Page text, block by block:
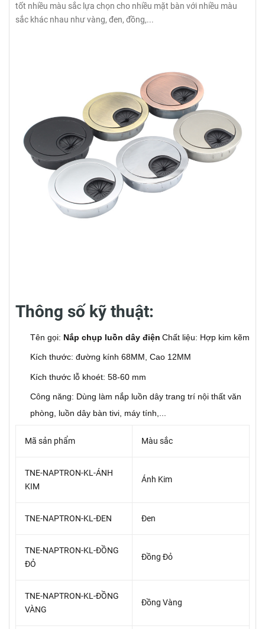
tốt nhiều màu sắc lựa chọn cho nhiều mặt bàn với nhiều màu
sắc khác nhau như vàng, đen, đồng,...
Thông số kỹ thuật:
Tên gọi: Nắp chụp luồn dây điện Chất liệu: Hợp kim kẽm
Kích thước: đường kính 68MM, Cao 12MM
Kích thước lỗ khoét: 58-60 mm
Công năng: Dùng làm nắp luồn dây trang trí nội thất văn
phòng, luồn dây bàn tivi, máy tính,...
Mã sản phẩm Màu sắc
TNE-NAPTRON-KL-ÁNH
KIM
Ánh Kim
TNE-NAPTRON-KL-ĐEN Đen
TNE-NAPTRON-KL-ĐỒNG
ĐỎ
Đồng Đỏ
TNE-NAPTRON-KL-ĐỒNG
VÀNG
Đồng Vàng